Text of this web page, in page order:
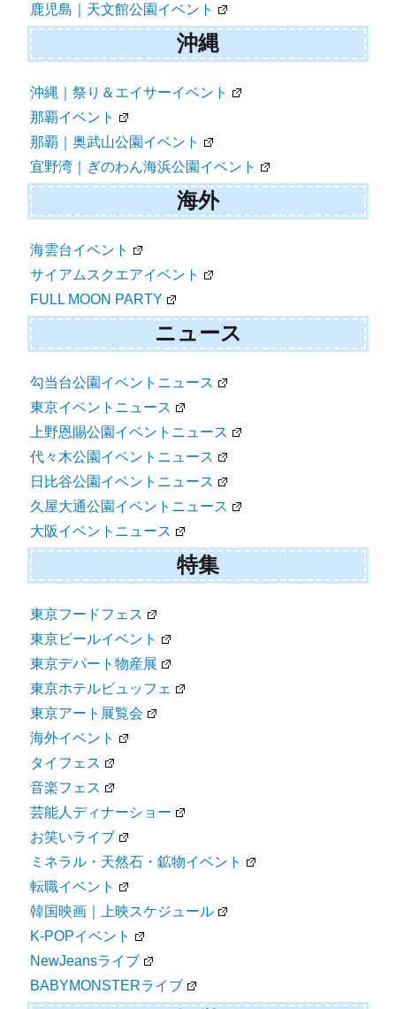
鹿児島｜天文館公園イベント
沖縄
沖縄｜祭り＆エイサーイベント
那覇イベント
那覇｜奥武山公園イベント
宜野湾｜ぎのわん海浜公園イベント
海外
海雲台イベント
サイアムスクエアイベント
FULL MOON PARTY
ニュース
勾当台公園イベントニュース
東京イベントニュース
上野恩賜公園イベントニュース
代々木公園イベントニュース
日比谷公園イベントニュース
久屋大通公園イベントニュース
大阪イベントニュース
特集
東京フードフェス
東京ビールイベント
東京デパート物産展
東京ホテルビュッフェ
東京アート展覧会
海外イベント
タイフェス
音楽フェス
芸能人ディナーショー
お笑いライブ
ミネラル・天然石・鉱物イベント
転職イベント
韓国映画｜上映スケジュール
K-POPイベント
NewJeansライブ
BABYMONSTERライブ